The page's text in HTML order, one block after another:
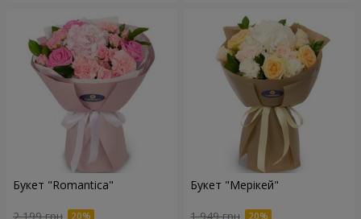
Букет "Romantica" Букет "Мерікей"